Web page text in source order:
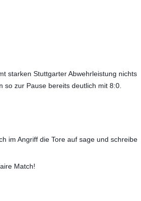
starken Stuttgarter Abwehrleistung nichts
zur Pause bereits deutlich mit 8:0.
im Angriff die Tore auf sage und schreibe
Match!